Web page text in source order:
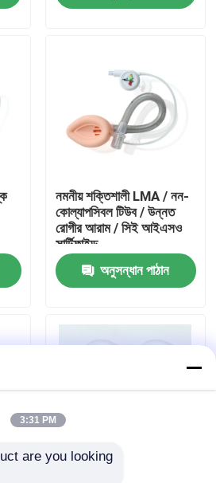
নমনীয় শক্তিশালী LMA / নন-
কোল্যাপসিবল টিউব / উন্নত
রোগীর আরাম / সিই আইএসও
সার্টিফাইড
অনুসন্ধান পাঠান
3:31 PM
are you looking